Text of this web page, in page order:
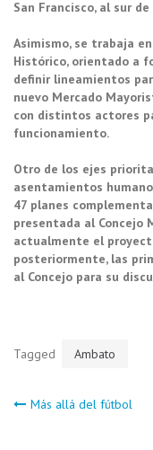
San Francisco, al sur
Asimismo, se trabaja
Histórico, orientado a
definir lineamientos
nuevo Mercado
con distintos actores
funcionamiento.
Otro de los ejes
asentamientos
47 planes
presentada al Concejo
actualmente el
posteriormente, las
al Concejo para su
Tagged Ambato
Más allá del fútbol